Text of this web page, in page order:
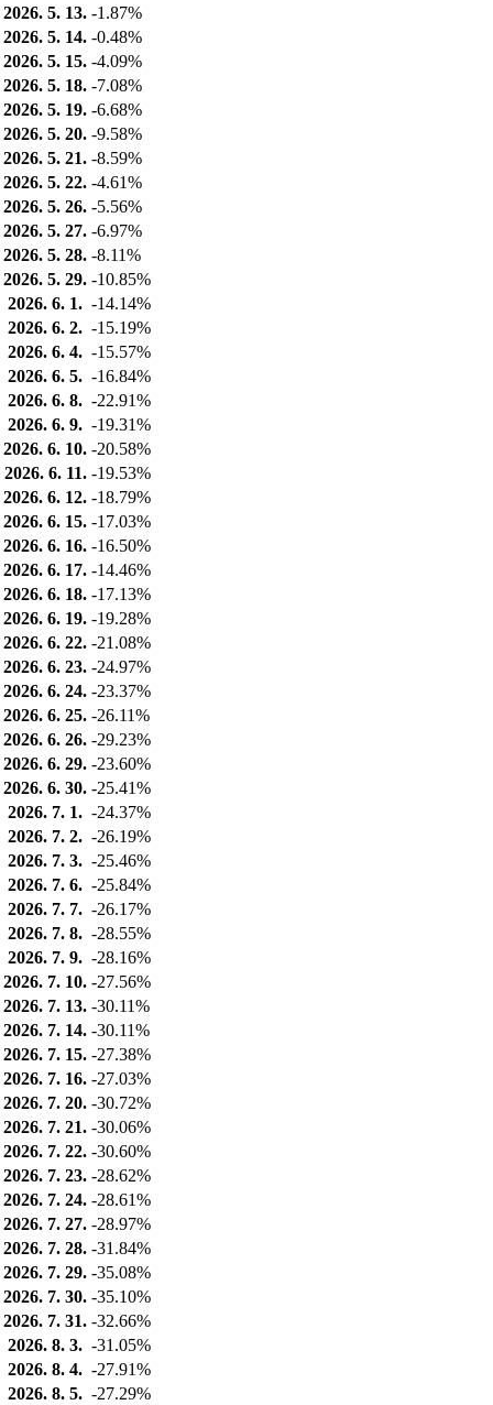
2026. 5. 13. -1.87%
2026. 5. 14. -0.48%
2026. 5. 15. -4.09%
2026. 5. 18. -7.08%
2026. 5. 19. -6.68%
2026. 5. 20. -9.58%
2026. 5. 21. -8.59%
2026. 5. 22. -4.61%
2026. 5. 26. -5.56%
2026. 5. 27. -6.97%
2026. 5. 28. -8.11%
2026. 5. 29. -10.85%
2026. 6. 1. -14.14%
2026. 6. 2. -15.19%
2026. 6. 4. -15.57%
2026. 6. 5. -16.84%
2026. 6. 8. -22.91%
2026. 6. 9. -19.31%
2026. 6. 10. -20.58%
2026. 6. 11. -19.53%
2026. 6. 12. -18.79%
2026. 6. 15. -17.03%
2026. 6. 16. -16.50%
2026. 6. 17. -14.46%
2026. 6. 18. -17.13%
2026. 6. 19. -19.28%
2026. 6. 22. -21.08%
2026. 6. 23. -24.97%
2026. 6. 24. -23.37%
2026. 6. 25. -26.11%
2026. 6. 26. -29.23%
2026. 6. 29. -23.60%
2026. 6. 30. -25.41%
2026. 7. 1. -24.37%
2026. 7. 2. -26.19%
2026. 7. 3. -25.46%
2026. 7. 6. -25.84%
2026. 7. 7. -26.17%
2026. 7. 8. -28.55%
2026. 7. 9. -28.16%
2026. 7. 10. -27.56%
2026. 7. 13. -30.11%
2026. 7. 14. -30.11%
2026. 7. 15. -27.38%
2026. 7. 16. -27.03%
2026. 7. 20. -30.72%
2026. 7. 21. -30.06%
2026. 7. 22. -30.60%
2026. 7. 23. -28.62%
2026. 7. 24. -28.61%
2026. 7. 27. -28.97%
2026. 7. 28. -31.84%
2026. 7. 29. -35.08%
2026. 7. 30. -35.10%
2026. 7. 31. -32.66%
2026. 8. 3. -31.05%
2026. 8. 4. -27.91%
2026. 8. 5. -27.29%